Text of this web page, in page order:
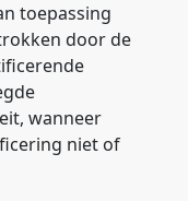
toepassing
door de
wanneer
niet of